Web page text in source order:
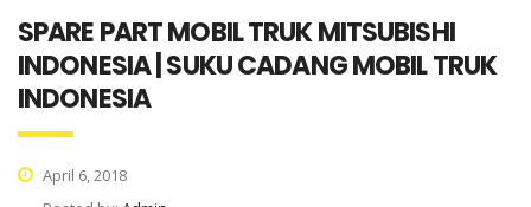
SPARE PART MOBIL TRUK MITSUBISHI
INDONESIA | SUKU CADANG MOBIL TRUK
INDONESIA
April 6, 2018